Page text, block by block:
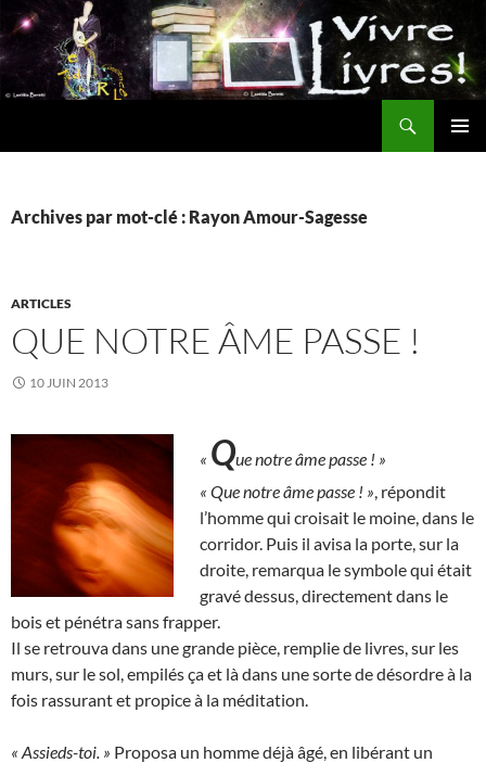
Aller
au
contenu
Archives par mot-clé : Rayon Amour-Sagesse
ARTICLES
QUE NOTRE ÂME PASSE !
10 JUIN 2013
« Que notre âme passe ! »
« Que notre âme passe ! » , répondit
l’homme qui croisait le moine, dans le
corridor. Puis il avisa la porte, sur la
droite, remarqua le symbole qui était
gravé dessus, directement dans le
bois et pénétra sans frapper.
Il se retrouva dans une grande pièce, remplie de livres, sur les
murs, sur le sol, empilés ça et là dans une sorte de désordre à la
fois rassurant et propice à la méditation.
« Assieds-toi. » Proposa un homme déjà âgé, en libérant un